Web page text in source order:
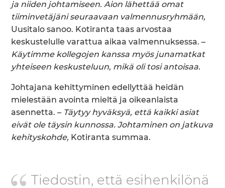
ja niiden johtamiseen. Aion lähettää omat
tiiminvetäjäni seuraavaan valmennusryhmään,
Uusitalo sanoo. Kotiranta taas arvostaa
keskustelulle varattua aikaa valmennuksessa. –
Käytimme kollegojen kanssa myös junamatkat
yhteiseen keskusteluun, mikä oli tosi antoisaa.
Johtajana kehittyminen edellyttää heidän
mielestään avointa mieltä ja oikeanlaista
asennetta. – Täytyy hyväksyä, että kaikki asiat
eivät ole täysin kunnossa. Johtaminen on jatkuva
kehityskohde, Kotiranta summaa.
Tiedostin, että esihenkilönä